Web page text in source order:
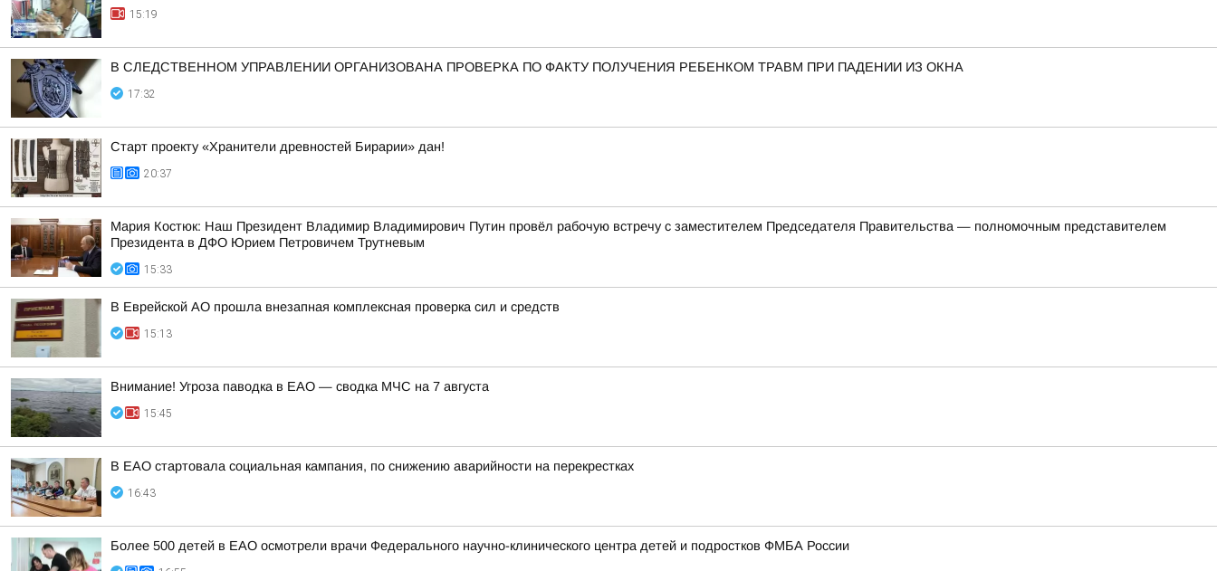
15:19
В СЛЕДСТВЕННОМ УПРАВЛЕНИИ ОРГАНИЗОВАНА ПРОВЕРКА ПО ФАКТУ ПОЛУЧЕНИЯ РЕБЕНКОМ ТРАВМ ПРИ ПАДЕНИИ ИЗ ОКНА
17:32
Старт проекту «Хранители древностей Бирарии» дан!
20:37
Мария Костюк: Наш Президент Владимир Владимирович Путин провёл рабочую встречу с заместителем Председателя Правительства — полномочным представителем
Президента в ДФО Юрием Петровичем Трутневым
15:33
В Еврейской АО прошла внезапная комплексная проверка сил и средств
15:13
Внимание! Угроза паводка в ЕАО — сводка МЧС на 7 августа
15:45
В ЕАО стартовала социальная кампания, по снижению аварийности на перекрестках
16:43
Более 500 детей в ЕАО осмотрели врачи Федерального научно-клинического центра детей и подростков ФМБА России